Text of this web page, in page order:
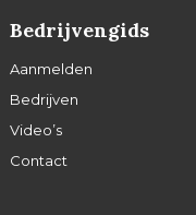
Bedrijvengids
Aanmelden
Bedrijven
Video’s
Contact